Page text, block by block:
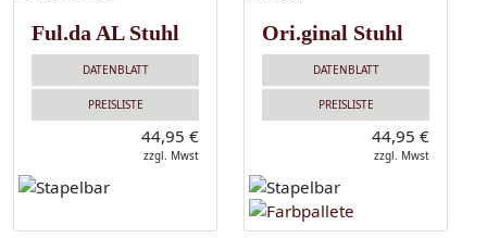
Ful.da AL Stuhl
DATENBLATT
PREISLISTE
44,95 €
zzgl. Mwst
Ori.ginal Stuhl
DATENBLATT
PREISLISTE
44,95 €
zzgl. Mwst